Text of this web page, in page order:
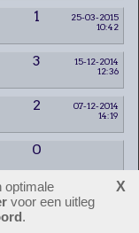
1
25-03-2015
10:42
3
15-12-2014
12:36
2
07-12-2014
14:19
0
1
26-10-2014
optimale
voor een uitleg
.
X